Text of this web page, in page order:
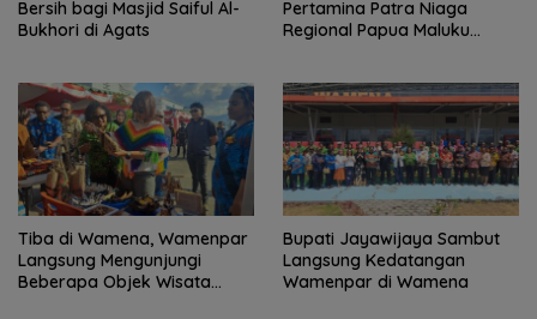
Bersih bagi Masjid Saiful Al-
Bukhori di Agats
Pertamina Patra Niaga
Regional Papua Maluku
Tiba di Wamena, Wamenpar
Langsung Mengunjungi
Beberapa Objek Wisata
Bupati Jayawijaya Sambut
Langsung Kedatangan
Wamenpar di Wamena